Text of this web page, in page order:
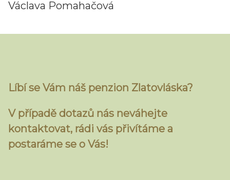
Václava Pomahačová
Líbí se Vám náš penzion Zlatovláska?
V případě dotazů nás neváhejte
kontaktovat, rádi vás přivítáme a
postaráme se o Vás!